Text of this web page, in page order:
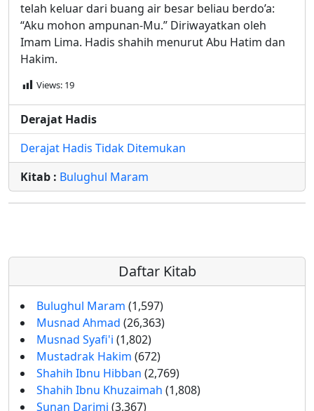
telah keluar dari buang air besar beliau berdo’a:
“Aku mohon ampunan-Mu.” Diriwayatkan oleh
Imam Lima. Hadis shahih menurut Abu Hatim dan
Hakim.
Views: 19
Derajat Hadis
Derajat Hadis Tidak Ditemukan
Kitab : Bulughul Maram
Daftar Kitab
Bulughul Maram (1,597)
Musnad Ahmad (26,363)
Musnad Syafi'i (1,802)
Mustadrak Hakim (672)
Shahih Ibnu Hibban (2,769)
Shahih Ibnu Khuzaimah (1,808)
Sunan Darimi (3,367)